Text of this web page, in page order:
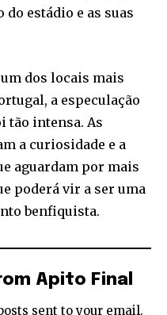
estádio e as suas
dos locais mais
a especulação
tão intensa. As
a curiosidade e a
aguardam por mais
poderá vir a ser uma
benfiquista.
Apito Final
sent to your email.